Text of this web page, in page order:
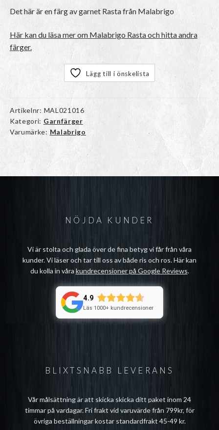
Det här är en färg av garnet Rasta från Malabrigo
Här kan du läsa mer om Malabrigo Rasta och hitta andra
färger.
Lägg till i önskelista
Artikelnr: MAL021016
Kategori: Garnfärger
Varumärke: Malabrigo
BLIXTSNABB LEVERANS
Vår målsättning är att skicka skicka ditt paket inom 24
timmar på vardagar. Fri frakt vid varuvärde från 799kr, för
övriga beställningar kostar standardfrakt 45-49 kr.
NÖJDA KUNDER
Vi är stolta och glada över de fina betyg vi får från våra
kunder. Vi läser och tar till oss av både ris och ros. Här kan
du kolla in våra kundrecensioner på Google Reviews.
4.9
Läs 1000+ kundrecensioner